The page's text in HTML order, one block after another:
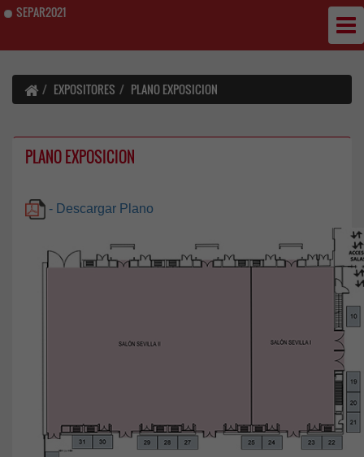
SEPAR2021
EXPOSITORES PLANO EXPOSICION
PLANO EXPOSICION
- Descargar Plano